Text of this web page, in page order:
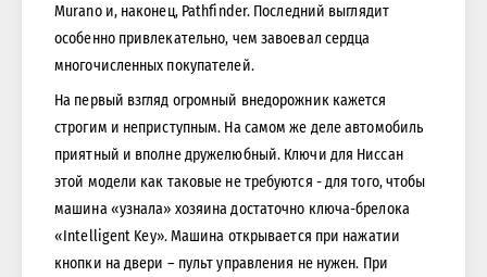
Murano и, наконец, Pathfinder. Последний выглядит
особенно привлекательно, чем завоевал сердца
многочисленных покупателей.
На первый взгляд огромный внедорожник кажется
строгим и неприступным. На самом же деле автомобиль
приятный и вполне дружелюбный. Ключи для Нисcан
этой модели как таковые не требуются - для того, чтобы
машина «узнала» хозяина достаточно ключа-брелока
«Intelligent Key». Машина открывается при нажатии
кнопки на двери – пульт управления не нужен. При